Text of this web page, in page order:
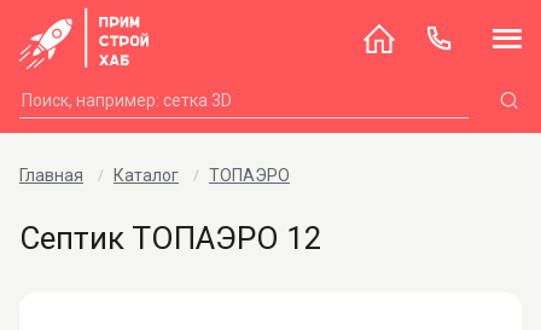
Главная Каталог ТОПАЭРО
Септик ТОПАЭРО 12